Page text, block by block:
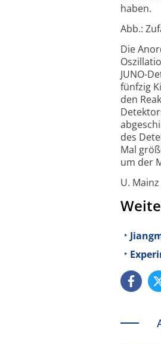
haben.
Abb.:
Die
JUNO-
fünfzig
den
des
Mal
um der
U. Mainz